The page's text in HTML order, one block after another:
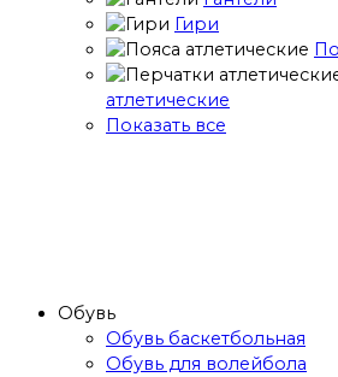
Гири
атлетические
Показать все
Обувь
Обувь баскетбольная
Обувь для волейбола